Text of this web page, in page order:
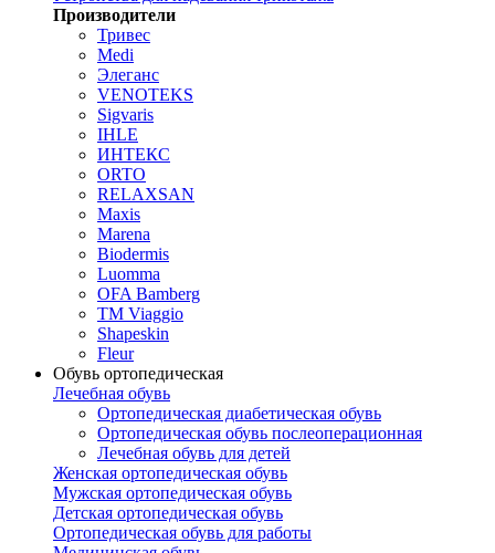
Производители
Тривес
Medi
Элеганс
VENOTEKS
Sigvaris
IHLE
ИНТЕКС
ORTO
RELAXSAN
Maxis
Marena
Biodermis
Luomma
OFA Bamberg
TM Viaggio
Shapeskin
Fleur
Обувь ортопедическая
Лечебная обувь
Ортопедическая диабетическая обувь
Ортопедическая обувь послеоперационная
Лечебная обувь для детей
Женская ортопедическая обувь
Мужская ортопедическая обувь
Детская ортопедическая обувь
Ортопедическая обувь для работы